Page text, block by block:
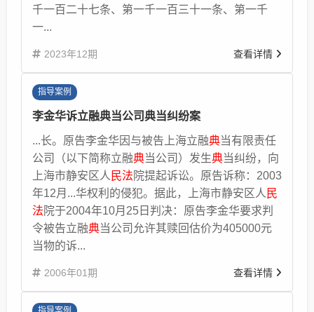
千一百二十七条、第一千一百三十一条、第一千
一...
2023年12期 查看详情
指导案例
李金华诉立融典当公司典当纠纷案
...长。原告李金华因与被告上海立融典当有限责任
公司（以下简称立融典当公司）发生典当纠纷，向
上海市静安区人 民法 院提起诉讼。原告诉称：2003
年12月...华权利的侵犯。据此，上海市静安区人 民
法 院于2004年10月25日判决：原告李金华要求判
令被告立融典当公司允许其赎回估价为405000元
当物的诉...
2006年01期 查看详情